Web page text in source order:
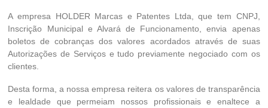
A empresa HOLDER Marcas e Patentes Ltda, que tem CNPJ,
Inscrição Municipal e Alvará de Funcionamento, envia apenas
boletos de cobranças dos valores acordados através de suas
Autorizações de Serviços e tudo previamente negociado com os
clientes.
Desta forma, a nossa empresa reitera os valores de transparência
e lealdade que permeiam nossos profissionais e enaltece a